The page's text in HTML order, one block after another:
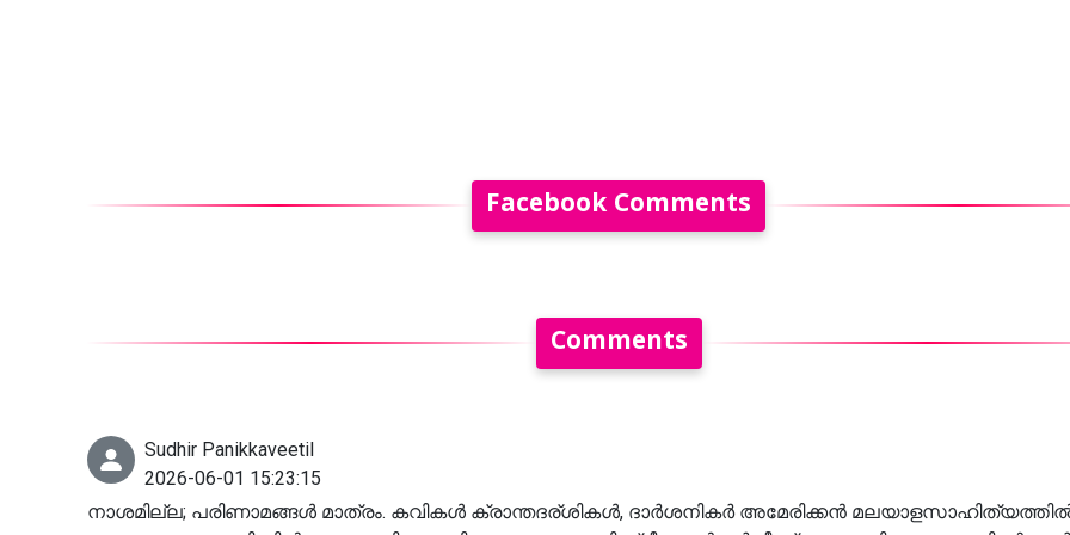
Facebook Comments
Comments
Sudhir Panikkaveetil
2026-06-01 15:23:15
നാശമില്ല; പരിണാമങ്ങൾ മാത്രം. കവികൾ ക്രാന്തദര്ശികൾ, ദാർശനികർ അമേരിക്കൻ മലയാളസാഹിത്യത്തിൽ